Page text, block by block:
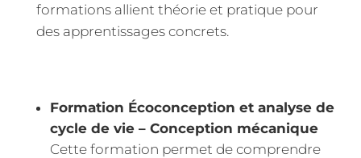
formations allient théorie et pratique pour
des apprentissages concrets.
Formation Écoconception et analyse de
cycle de vie – Conception mécanique
Cette formation permet de comprendre